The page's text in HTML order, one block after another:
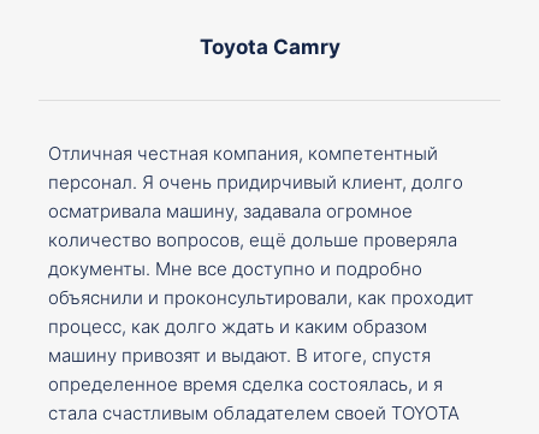
Toyota Camry
Отличная честная компания, компетентный
персонал. Я очень придирчивый клиент, долго
осматривала машину, задавала огромное
количество вопросов, ещё дольше проверяла
документы. Мне все доступно и подробно
объяснили и проконсультировали, как проходит
процесс, как долго ждать и каким образом
машину привозят и выдают. В итоге, спустя
определенное время сделка состоялась, и я
стала счастливым обладателем своей TOYOTA